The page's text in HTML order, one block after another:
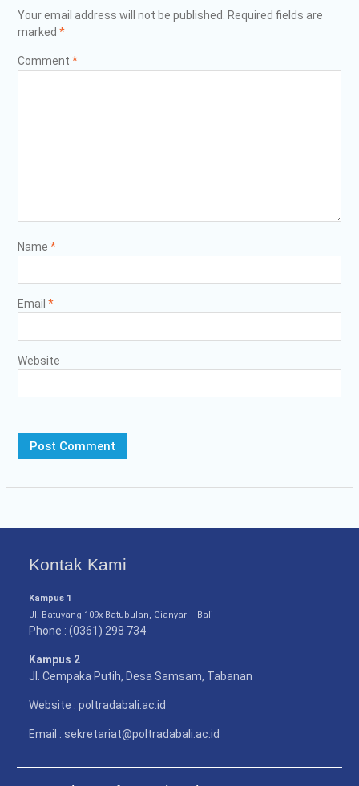
Your email address will not be published. Required fields are
marked *
Comment *
Name *
Email *
Website
Kontak Kami
Kampus 1
Jl. Batuyang 109x Batubulan, Gianyar – Bali
Phone : (0361) 298 734
Kampus 2
Jl. Cempaka Putih, Desa Samsam, Tabanan
Website : poltradabali.ac.id
Email : sekretariat@poltradabali.ac.id